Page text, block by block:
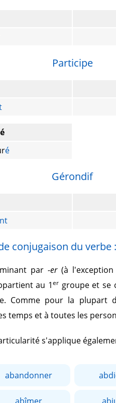
Participe
é
Gérondif
conjugaison du
par -er(à l'exception
au 1er groupe et se
Comme pour la plupart
temps et à toutes les
s'applique
abandonner